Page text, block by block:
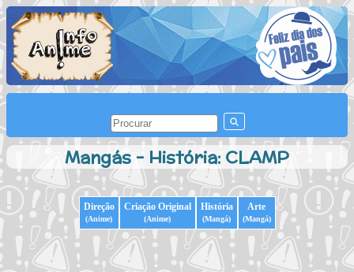
Mangás - História: CLAMP
Direção
(Anime)
Criação Original
(Anime)
História
(Mangá)
Arte
(Mangá)